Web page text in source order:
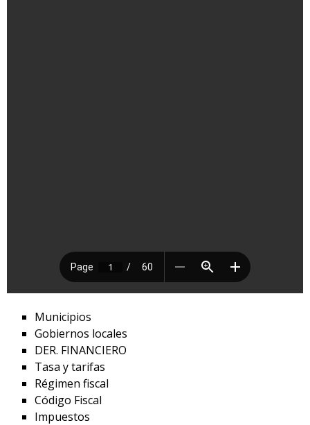
Municipios
Gobiernos locales
DER. FINANCIERO
Tasa y tarifas
Régimen fiscal
Código Fiscal
Impuestos